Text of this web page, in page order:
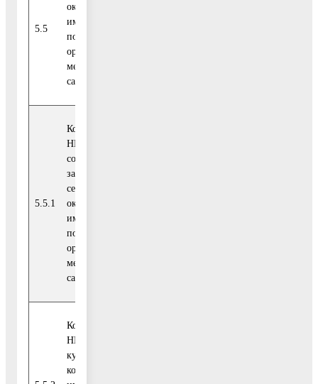
5.5
оказана
имущественная
поддержка
органами
местного
самоуправления
5.5.1
Количество СО
НКО в сфере
социальной
защиты на-
селения которым
оказана
имущественная
поддержка
органами
местного
самоуправления
Количество СО
НКО в сфере
культуры
которым оказана